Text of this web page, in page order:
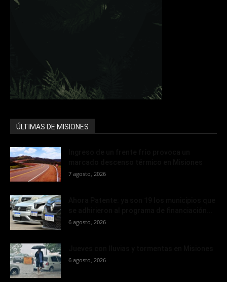
ÚLTIMAS DE MISIONES
7 agosto, 2026
6 agosto, 2026
6 agosto, 2026